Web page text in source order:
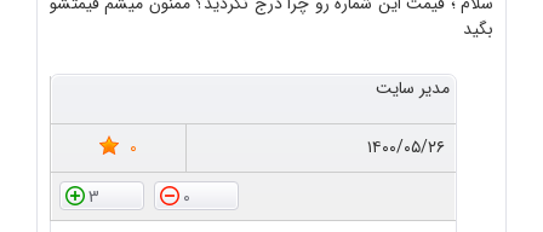
بگید
مدیر سایت
۱۴۰۰/۰۵/۲۶
0
0
3